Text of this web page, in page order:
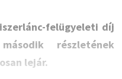
felügyeleti díj
részletének
lejár.